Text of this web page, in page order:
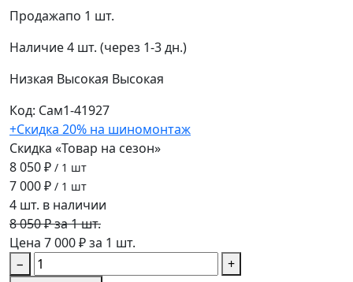
Продажапо 1 шт.
Наличие4 шт. (через 1-3 дн.)
Низкая Высокая Высокая
Код: Сам1-41927
+Скидка 20% на шиномонтаж
Скидка «Товар на сезон»
8 050 ₽ / 1 шт
7 000 ₽ / 1 шт
4 шт. в наличии
8 050 ₽ за 1 шт.
Цена 7 000 ₽ за 1 шт.
−
+